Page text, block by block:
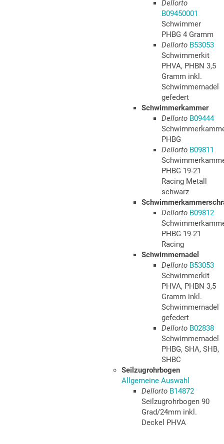
Dellorto
B09450001
Schwimmer
PHBG 4 Gramm
Dellorto B53053
Schwimmerkit
PHVA, PHBN 3,5
Gramm inkl.
Schwimmernadel
gefedert
Schwimmerkammer
Dellorto B09444
PHBG
Dellorto B09811
PHBG 19-21
Racing Metall
schwarz
Dellorto B09812
PHBG 19-21
Racing
Schwimmernadel
Dellorto B53053
Schwimmerkit
PHVA, PHBN 3,5
Gramm inkl.
Schwimmernadel
gefedert
Dellorto B02838
Schwimmernadel
PHBG, SHA, SHB,
SHBC
Seilzugrohrbogen
Allgemeine Auswahl
Dellorto B14872
Seilzugrohrbogen 90
Grad/24mm inkl.
Deckel PHVA